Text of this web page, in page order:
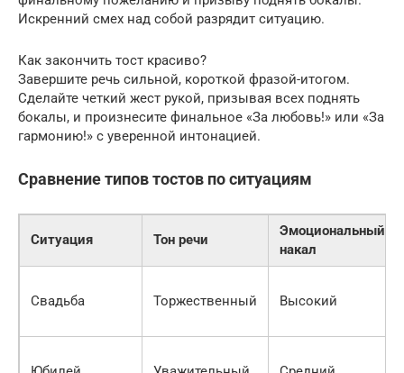
Искренний смех над собой разрядит ситуацию.
Как закончить тост красиво?
Завершите речь сильной, короткой фразой-итогом.
Сделайте четкий жест рукой, призывая всех поднять
бокалы, и произнесите финальное «За любовь!» или «За
гармонию!» с уверенной интонацией.
Сравнение типов тостов по ситуациям
Ситуация Тон речи
Эмоциональный
накал
Свадьба Торжественный Высокий